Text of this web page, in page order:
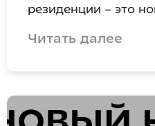
резиденции – это
Читать далее